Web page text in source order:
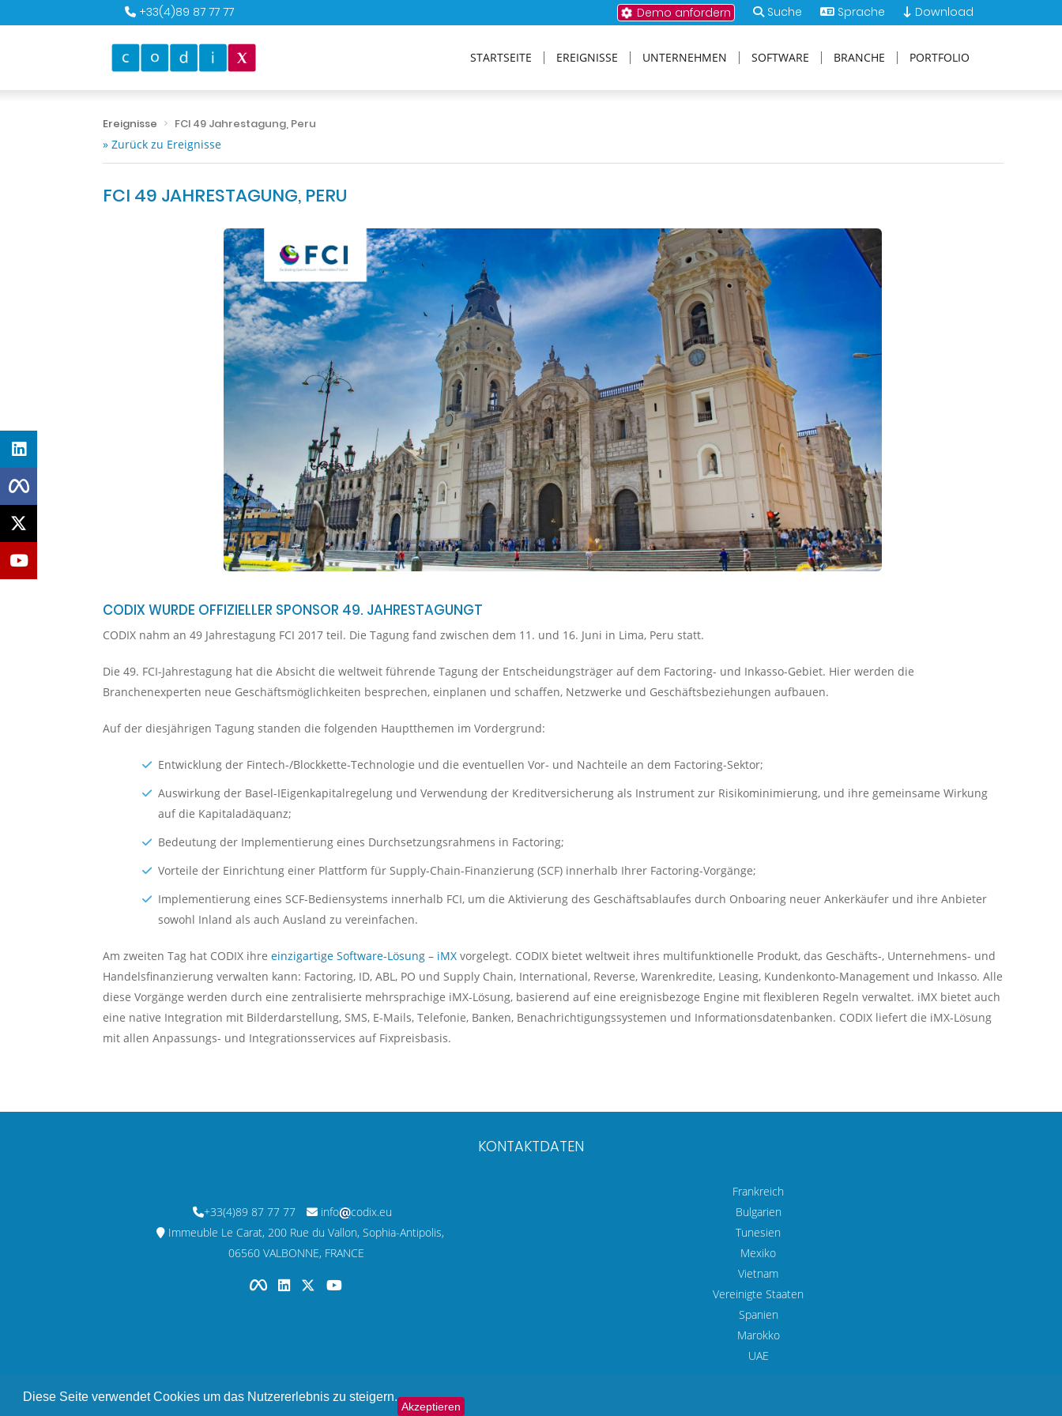
+33(4)89 87 77 77 Demo anfordern Suche Sprache Download
STARTSEITE EREIGNISSE UNTERNEHMEN SOFTWARE BRANCHE PORTFOLIO
Ereignisse
FCI 49 Jahrestagung, Peru
» Zurück zu Ereignisse
FCI 49 JAHRESTAGUNG, PERU
CODIX WURDE OFFIZIELLER SPONSOR 49. JAHRESTAGUNGT
CODIX nahm an 49 Jahrestagung FCI 2017 teil. Die Tagung fand zwischen dem 11. und 16. Juni in Lima, Peru statt.
Die 49. FCI-Jahrestagung hat die Absicht die weltweit führende Tagung der Entscheidungsträger auf dem Factoring- und Inkasso-Gebiet. Hier werden die
Branchenexperten neue Geschäftsmöglichkeiten besprechen, einplanen und schaffen, Netzwerke und Geschäftsbeziehungen aufbauen.
Auf der diesjährigen Tagung standen die folgenden Hauptthemen im Vordergrund:
Entwicklung der Fintech-/Blockkette-Technologie und die eventuellen Vor- und Nachteile an dem Factoring-Sektor;
Auswirkung der Basel-IEigenkapitalregelung und Verwendung der Kreditversicherung als Instrument zur Risikominimierung, und ihre gemeinsame Wirkung
auf die Kapitaladäquanz;
Bedeutung der Implementierung eines Durchsetzungsrahmens in Factoring;
Vorteile der Einrichtung einer Plattform für Supply-Chain-Finanzierung (SCF) innerhalb Ihrer Factoring-Vorgänge;
Implementierung eines SCF-Bediensystems innerhalb FCI, um die Aktivierung des Geschäftsablaufes durch Onboaring neuer Ankerkäufer und ihre Anbieter
sowohl Inland als auch Ausland zu vereinfachen.
Am zweiten Tag hat CODIX ihre einzigartige Software-Lösung – iMXvorgelegt. CODIX bietet weltweit ihres multifunktionelle Produkt, das Geschäfts-, Unternehmens- und
Handelsfinanzierung verwalten kann: Factoring, ID, ABL, PO und Supply Chain, International, Reverse, Warenkredite, Leasing, Kundenkonto-Management und Inkasso. Alle
diese Vorgänge werden durch eine zentralisierte mehrsprachige iMX-Lösung, basierend auf eine ereignisbezoge Engine mit flexibleren Regeln verwaltet. iMX bietet auch
eine native Integration mit Bilderdarstellung, SMS, E-Mails, Telefonie, Banken, Benachrichtigungssystemen und Informationsdatenbanken. CODIX liefert die iMX-Lösung
mit allen Anpassungs- und Integrationsservices auf Fixpreisbasis.
KONTAKTDATEN
+33(4)89 87 77 77 info
codix.eu
Immeuble Le Carat, 200 Rue du Vallon, Sophia-Antipolis,
06560 VALBONNE, FRANCE
Frankreich
Bulgarien
Tunesien
Mexiko
Vietnam
Vereinigte Staaten
Spanien
Marokko
UAE
Diese Seite verwendet Cookies um das Nutzererlebnis zu steigern.
Akzeptieren